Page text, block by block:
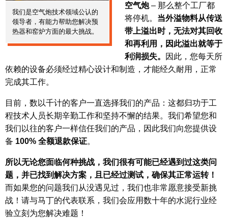
我们是空气炮技术领域公认的
领导者，有能力帮助您解决预
热器和窑炉方面的最大挑战。
空气炮– 那么整个工厂都
将停机。 当外溢物料从传送
带上溢出时，无法对其回收
和再利用，因此溢出就等于
利润损失。 因此，您每天所
依赖的设备必须经过精心设计和制造，才能经久耐用，正常
完成其工作。
目前，数以千计的客户一直选择我们的产品：这都归功于工
程技术人员长期辛勤工作和坚持不懈的结果。我们希望您和
我们以往的客户一样信任我们的产品，因此我们向您提供设
备 100% 全额退款保证。
所以无论您面临何种挑战，我们很有可能已经遇到过这类问
题，并已找到解决方案，且已经过测试，确保其正常运转！
而如果您的问题我们从没遇见过，我们也非常愿意接受新挑
战！请与马丁的代表联系，我们会应用数十年的水泥行业经
验立刻为您解决难题！